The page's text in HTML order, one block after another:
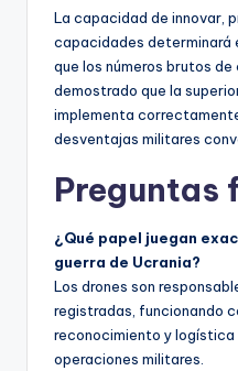
La capacidad de innovar,
capacidades determinará
que los números brutos
demostrado que la
implementa
desventajas militares
Preguntas
¿Qué papel juegan
guerra de Ucrania?
Los drones son
registradas, funcionando
reconocimiento y logística
operaciones militares.